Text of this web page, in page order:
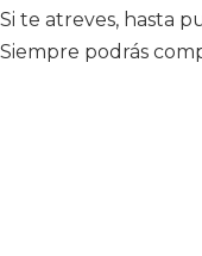
Si te atreves, hasta
Siempre podrás